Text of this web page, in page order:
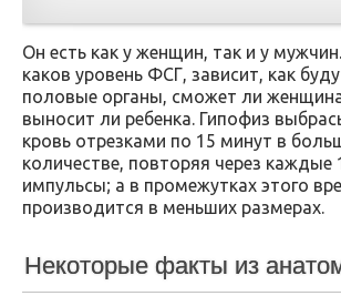
Он есть как у женщин, так и у
каков уровень ФСГ, зависит, как
половые органы, сможет ли женщина
выносит ли ребенка. Гипофиз
кровь отрезками по 15 минут в
количестве, повторяя через каждые
импульсы; а в промежутках этого
производится в меньших размерах.
Некоторые факты из